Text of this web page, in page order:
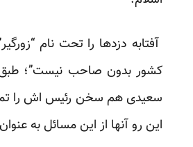
آفتابه دزدها را تحت نام
کشور بدون صاحب نیست”؛ طبق
سعیدی هم سخن رئیس اش را تمام
این رو آنها از این مسائل به